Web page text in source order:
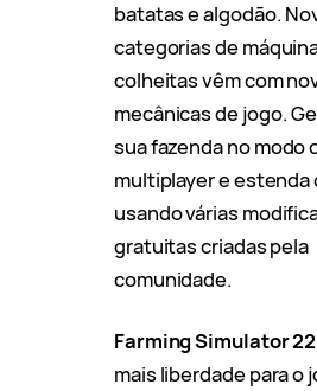
batatas e algodão.
categorias de
colheitas vêm com
mecânicas de jogo.
sua fazenda no modo
multiplayer e estenda
usando várias
gratuitas criadas pela
comunidade.
Farming Simulator 22
mais liberdade para o